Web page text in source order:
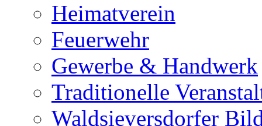
Heimatverein
Feuerwehr
Gewerbe & Handwerk
Traditionelle
Waldsieversdorfer